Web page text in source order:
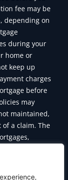
fee may be
depending on
during your
home or
keep up
charges
before
may
maintained,
a claim. The